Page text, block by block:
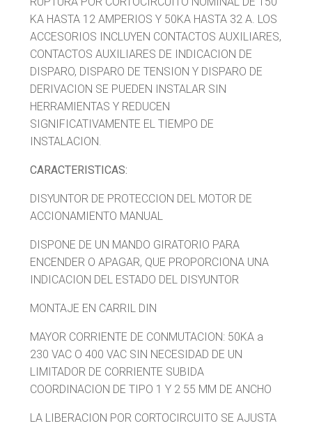
KA HASTA 12 AMPERIOS Y 50KA HASTA 32 A. LOS
ACCESORIOS INCLUYEN CONTACTOS AUXILIARES,
CONTACTOS AUXILIARES DE INDICACION DE
DISPARO, DISPARO DE TENSION Y DISPARO DE
DERIVACION SE PUEDEN INSTALAR SIN
HERRAMIENTAS Y REDUCEN
SIGNIFICATIVAMENTE EL TIEMPO DE
INSTALACION.
CARACTERISTICAS:
DISYUNTOR DE PROTECCION DEL MOTOR DE
ACCIONAMIENTO MANUAL
DISPONE DE UN MANDO GIRATORIO PARA
ENCENDER O APAGAR, QUE PROPORCIONA UNA
INDICACION DEL ESTADO DEL DISYUNTOR
MONTAJE EN CARRIL DIN
MAYOR CORRIENTE DE CONMUTACION: 50KA a
230 VAC O 400 VAC SIN NECESIDAD DE UN
LIMITADOR DE CORRIENTE SUBIDA
COORDINACION DE TIPO 1 Y 2 55 MM DE ANCHO
LA LIBERACION POR CORTOCIRCUITO SE AJUSTA